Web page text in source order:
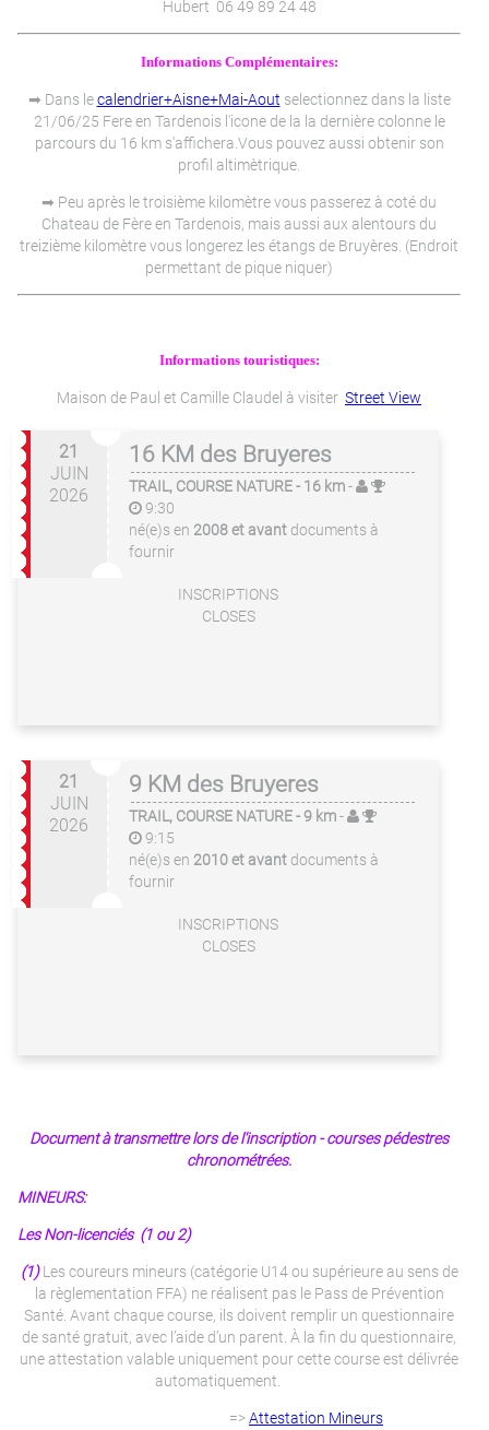
Hubert 06 49 89 24 48
Informations Complémentaires:
➡ Dans lecalendrier+Aisne+Mai-Aout selectionnez dans la liste
21/06/25 Fere en Tardenois l'icone de la la dernière colonne le
parcours du 16 km s'affichera.Vous pouvez aussi obtenir son
profil altimètrique.
➡ Peu après le troisième kilomètre vous passerez à coté du
Chateau de Fère en Tardenois, mais aussi aux alentours du
treizième kilomètre vous longerez les étangs de Bruyères. (Endroit
permettant de pique niquer)
Informations touristiques:
Maison de Paul et Camille Claudel à visiter Street View
21
JUIN
2026
16 KM des Bruyeres
TRAIL, COURSE NATURE- 16 km-
9:30
né(e)s en 2008 et avant documents à
fournir
INSCRIPTIONS
CLOSES
21
JUIN
2026
9 KM des Bruyeres
TRAIL, COURSE NATURE- 9 km-
9:15
né(e)s en 2010 et avant documents à
fournir
INSCRIPTIONS
CLOSES
Document à transmettre lors de l'inscription - courses pédestres
chronométrées.
MINEURS:
Les Non-licenciés (1 ou 2)
(1)Les coureurs mineurs (catégorie U14 ou supérieure au sens de
la règlementation FFA) ne réalisent pas le Pass de Prévention
Santé. Avant chaque course, ils doivent remplir un questionnaire
de santé gratuit, avec l’aide d’un parent. À la fin du questionnaire,
une attestation valable uniquement pour cette course est délivrée
automatiquement.
=>Attestation Mineurs